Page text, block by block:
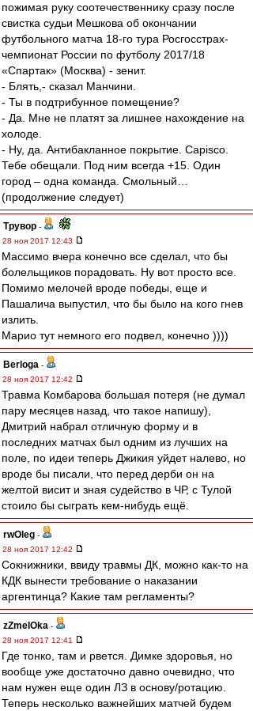
пожимая руку соотечественнику сразу после
свистка судьи Мешкова об окончании
футбольного матча 18-го тура Росгосстрах-
чемпионат России по футболу 2017/18
«Спартак» (Москва) - зенит.
- Блять,- сказал Манчини.
- Ты в подтрибунное помещение?
- Да. Мне не платят за лишнее нахождение на
холоде.
- Ну, да. Антибакланное покрытие. Сapisco.
Тебе обещали. Под ним всегда +15. Один
город – одна команда. Смольный…
(продолжение следует)
Трувор -
28 ноя 2017 12:43
Массимо вчера конечно все сделал, что бы
болельщиков порадовать. Ну вот просто все.
Помимо мелочей вроде победы, еще и
Пашалича выпустил, что бы было на кого гнев
излить.
Марио тут немного его подвел, конечно ))))
Berloga -
28 ноя 2017 12:42
Травма Комбарова большая потеря (не думал
пару месяцев назад, что такое напишу),
Дмитрий набрал отличную форму и в
последних матчах был одним из лучших на
поле, по идеи теперь Джикия уйдет налево, но
вроде бы писали, что перед дерби он на
желтой висит и зная судейство в ЧР, с Тулой
стоило бы сыграть кем-нибудь ещё.
rwOleg -
28 ноя 2017 12:42
Сокнижники, ввиду травмы ДК, можно как-то на
КДК вынести требование о наказании
аргентинца? Какие там регламенты?
zZmeIOka -
28 ноя 2017 12:41
Где тонко, там и рвется. Димке здоровья, но
вообще уже достаточно давно очевидно, что
нам нужен еще один ЛЗ в основу/ротацию.
Теперь несколько важнейших матчей будем